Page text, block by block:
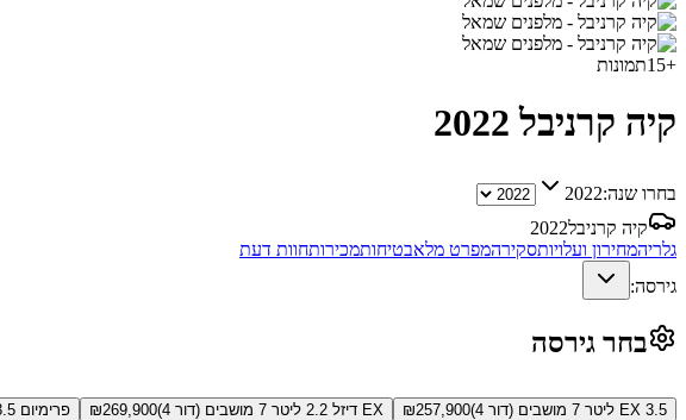
+
15תמונות
קיה קרניבל 2022
בחרו שנה:2022
קיה קרניבל2022
גלריהמחירון ועלויותסקירהמפרט מלאבטיחותמכירותחוות דעת
גירסה:
בחר גירסה
EX 3.5 ליטר 7 מושבים (דור 4) ₪257,900 EX דיזל 2.2 ליטר 7 מושבים (דור 4) ₪269,900 פרימיום 3.5 ליטר 7 מושבים (דור 4)